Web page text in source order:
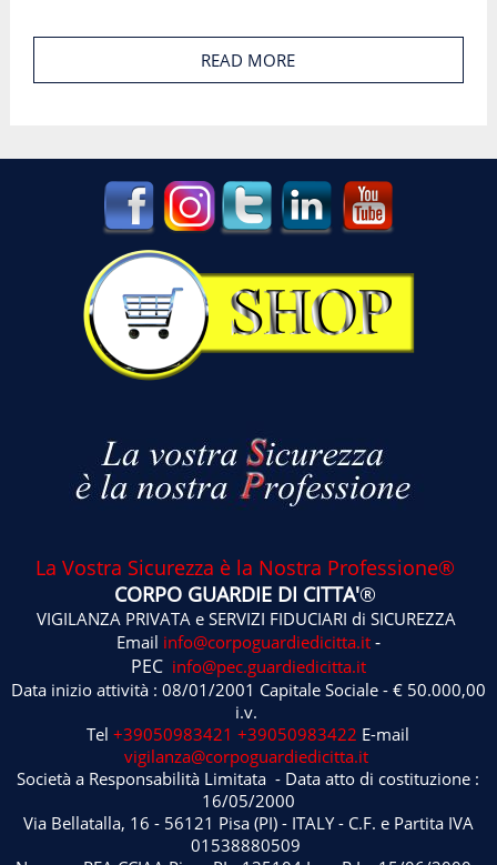
READ MORE
La Vostra Sicurezza è la Nostra Professione®
CORPO GUARDIE DI CITTA'®
VIGILANZA PRIVATA e SERVIZI FIDUCIARI di SICUREZZA
Email info@corpoguardiedicitta.it-
PEC info@pec.guardiedicitta.it
Data inizio attività : 08/01/2001 Capitale Sociale - € 50.000,00
i.v.
Tel+39050983421 +39050983422 E-mail
vigilanza@corpoguardiedicitta.it
Società a Responsabilità Limitata - Data atto di costituzione :
16/05/2000
Via Bellatalla, 16 - 56121 Pisa (PI) - ITALY - C.F. e Partita IVA
01538880509